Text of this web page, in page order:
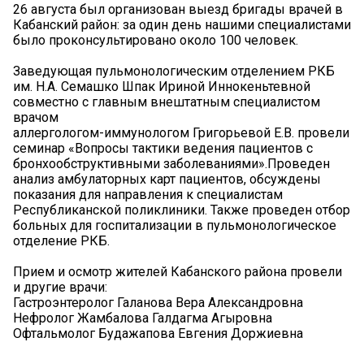
26 августа был организован выезд бригады врачей в
Кабанский район: за один день нашими специалистами
было проконсультировано около 100 человек.
Заведующая пульмонологическим отделением РКБ
им. Н.А. Семашко Шпак Ириной Иннокеньтевной
совместно с главным внештатным специалистом
врачом
аллергологом-иммунологом Григорьевой Е.В. провели
семинар «Вопросы тактики ведения пациентов с
бронхообструктивными заболеваниями».Проведен
анализ амбулаторных карт пациентов, обсуждены
показания для направления к специалистам
Республиканской поликлиники. Также проведен отбор
больных для госпитализации в пульмонологическое
отделение РКБ.
Прием и осмотр жителей Кабанского района провели
и другие врачи:
Гастроэнтеролог Галанова Вера Александровна
Нефролог Жамбалова Галдагма Агыровна
Офтальмолог Будажапова Евгения Доржиевна